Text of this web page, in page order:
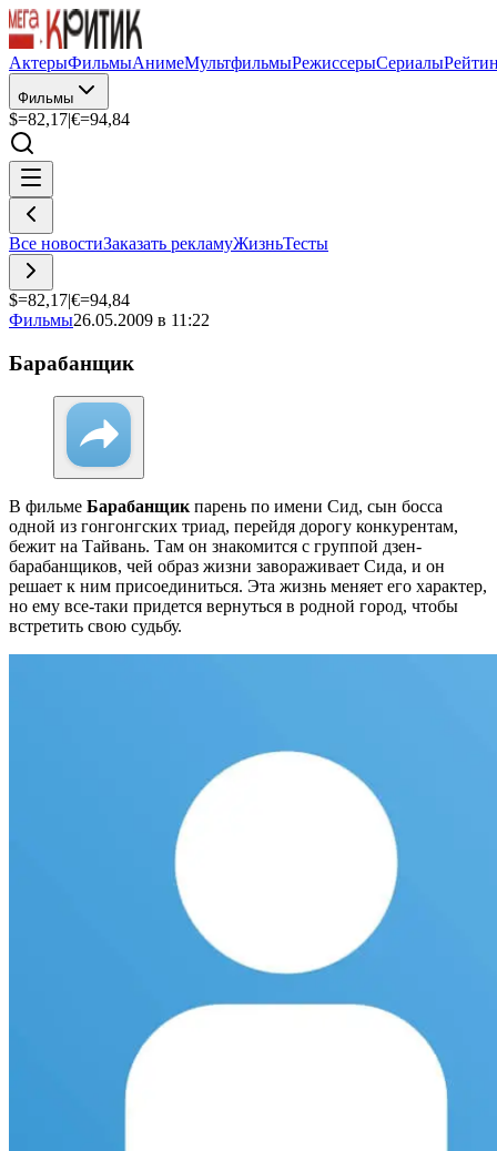
АктерыФильмыАнимеМультфильмыРежиссерыСериалы
Фильмы
$=82,17|€=94,84
Все новостиЗаказать рекламуЖизньТесты
$=82,17|€=94,84
Фильмы26.05.2009 в 11:22
Барабанщик
В фильме Барабанщикпарень по имени Сид, сын босса
одной из гонгонгских триад, перейдя дорогу конкурентам,
бежит на Тайвань. Там он знакомится с группой дзен-
барабанщиков, чей образ жизни завораживает Сида, и он
решает к ним присоединиться. Эта жизнь меняет его характер,
но ему все-таки придется вернуться в родной город, чтобы
встретить свою судьбу.